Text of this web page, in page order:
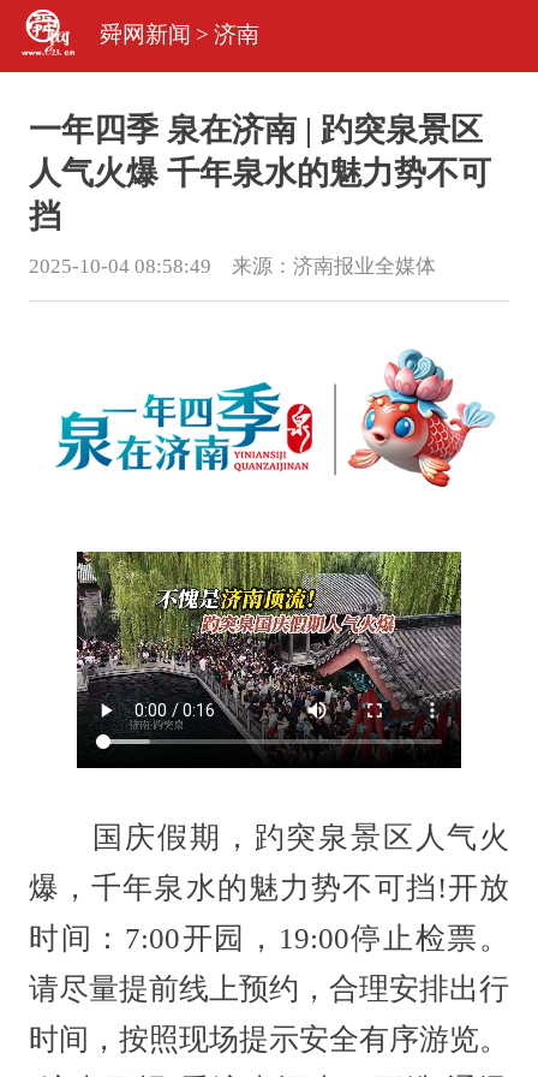
舜网新闻 > 济南
一年四季 泉在济南 | 趵突泉景区
人气火爆 千年泉水的魅力势不可
挡
2025-10-04 08:58:49 来源： 济南报业全媒体
国庆假期，趵突泉景区人气火
爆，千年泉水的魅力势不可挡!开放
时间：7:00开园，19:00停止检票。
请尽量提前线上预约，合理安排出行
时间，按照现场提示安全有序游览。